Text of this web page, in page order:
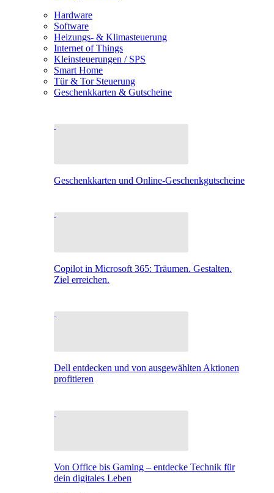
Hardware
Software
Heizungs- & Klimasteuerung
Internet of Things
Kleinsteuerungen / SPS
Smart Home
Tür & Tor Steuerung
Geschenkkarten & Gutscheine
Geschenkkarten und Online-Geschenkgutscheine
Copilot in Microsoft 365: Träumen. Gestalten.
Ziel erreichen.
Dell entdecken und von ausgewählten Aktionen
profitieren
Von Office bis Gaming – entdecke Technik für
dein digitales Leben